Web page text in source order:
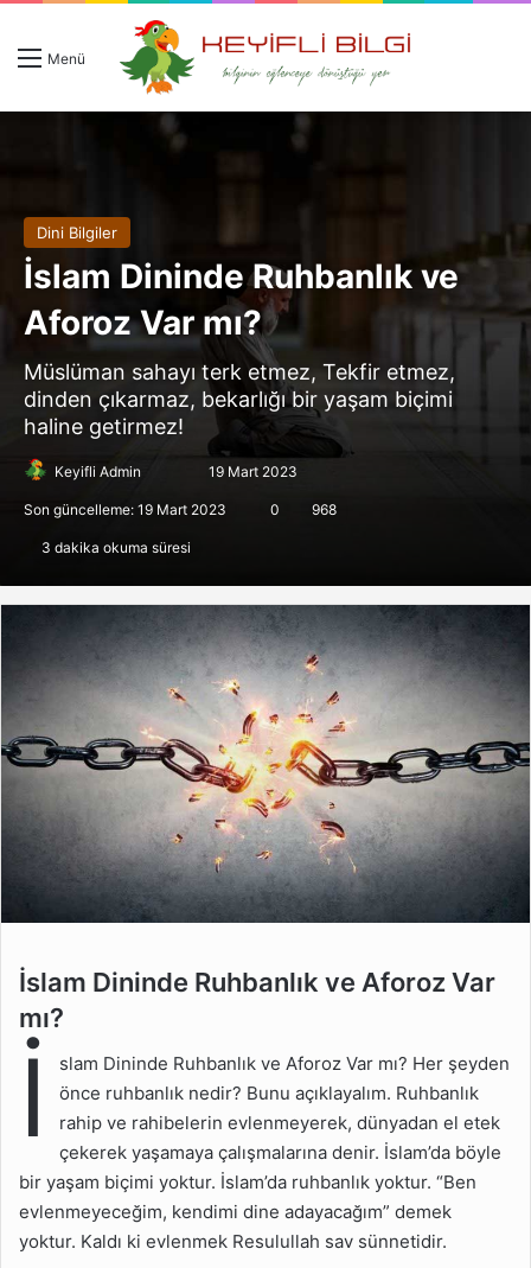
Menü
Dini Bilgiler
İslam Dininde Ruhbanlık ve
Aforoz Var mı?
Müslüman sahayı terk etmez, Tekfir etmez,
dinden çıkarmaz, bekarlığı bir yaşam biçimi
haline getirmez!
Keyifli Admin
göndermek
19 Mart 2023
Son güncelleme: 19 Mart 2023 0 968
3 dakika okuma süresi
İslam Dininde Ruhbanlık
Aforoz Nedir?
İslam Dininden Nasıl
İslamda Ruhbanlık Var mı?
İslam Dininde Ruhbanlık ve Aforoz Var
mı?
İ
slam Dininde Ruhbanlık ve Aforoz Var mı? Her şeyden
önce ruhbanlık nedir? Bunu açıklayalım. Ruhbanlık
rahip ve rahibelerin evlenmeyerek, dünyadan el etek
çekerek yaşamaya çalışmalarına denir. İslam’da böyle
bir yaşam biçimi yoktur. İslam’da ruhbanlık yoktur. “Ben
evlenmeyeceğim, kendimi dine adayacağım” demek
yoktur. Kaldı ki evlenmek Resulullah sav sünnetidir.